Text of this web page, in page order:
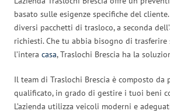
basato sulle esigenze specifiche del
diversi pacchetti di trasloco, a seconda
richiesti. Che tu abbia bisogno di
l’intera casa, Traslochi Brescia ha la
Il team di Traslochi Brescia è composto da
qualificato, in grado di gestire i tuoi beni
L’azienda utilizza veicoli moderni e